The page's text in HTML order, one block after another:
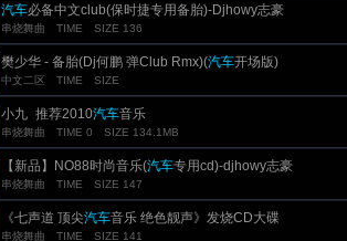
汽车必备中文club(保时捷专用备胎)-Djhowy志豪
串烧舞曲 TIME SIZE 136
樊少华 - 备胎(Dj何鹏 弹Club Rmx)(汽车开场版)
中文二区 TIME SIZE
小九_推荐2010汽车音乐
串烧舞曲 TIME 0 SIZE 134.1MB
【新品】NO88时尚音乐(汽车专用cd)-djhowy志豪
串烧舞曲 TIME SIZE 147
《七声道 顶尖汽车音乐 绝色靓声》发烧CD大碟
串烧舞曲 TIME SIZE 141